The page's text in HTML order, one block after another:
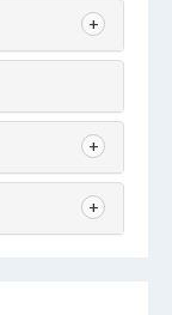
+
+
+